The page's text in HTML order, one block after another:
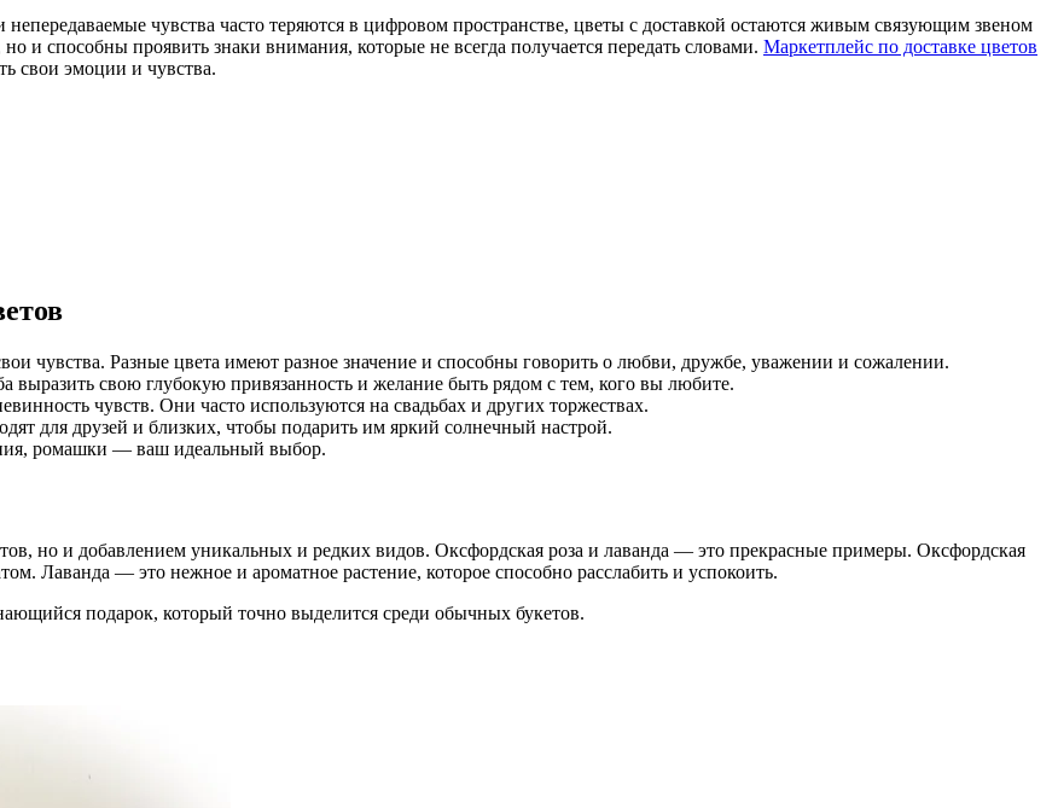
чувства часто теряются в цифровом пространстве, цветы с доставкой остаются живым связующим звеном
и способны проявить знаки внимания, которые не всегда получается передать словами. Маркетплейс по доставке цветов
свои эмоции и чувства.
чувства. Разные цвета имеют разное значение и способны говорить о любви, дружбе, уважении и сожалении.
свою глубокую привязанность и желание быть рядом с тем, кого вы любите.
чувств. Они часто используются на свадьбах и других торжествах.
для друзей и близких, чтобы подарить им яркий солнечный настрой.
ромашки — ваш идеальный выбор.
но и добавлением уникальных и редких видов. Оксфордская роза и лаванда — это прекрасные примеры. Оксфордская
Лаванда — это нежное и ароматное растение, которое способно расслабить и успокоить.
подарок, который точно выделится среди обычных букетов.